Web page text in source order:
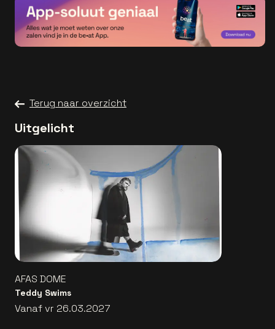
Terug naar overzicht
Uitgelicht
AFAS DOME
Teddy Swims
Vanaf vr 26.03.2027